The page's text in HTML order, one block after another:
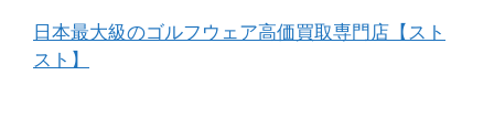
日本最大級のゴルフウェア高価買取専門店【スト
スト】